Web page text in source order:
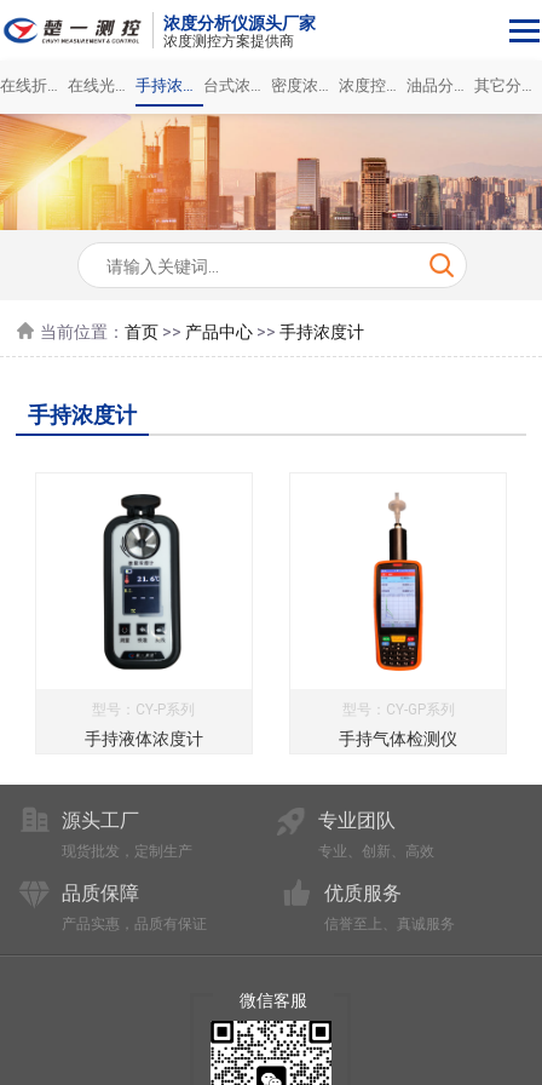
浓度分析仪源头厂家
浓度测控方案提供商
在线折光浓度仪 在线光谱浓度仪 手持浓度计 台式浓度分析仪 密度浓度仪 浓度控制系统 油品分析仪 其它分析仪
当前位置：首页 >> 产品中心 >>手持浓度计
手持浓度计
型号：CY-P系列
手持液体浓度计
型号：CY-GP系列
手持气体检测仪
源头工厂
现货批发，定制生产
专业团队
专业、创新、高效
品质保障
产品实惠，品质有保证
优质服务
信誉至上、真诚服务
微信客服